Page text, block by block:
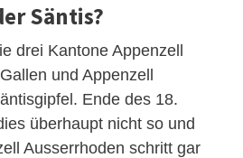
Säntis?
drei Kantone Appenzell
und Appenzell
Ende des 18.
überhaupt nicht so und
Ausserrhoden schritt gar